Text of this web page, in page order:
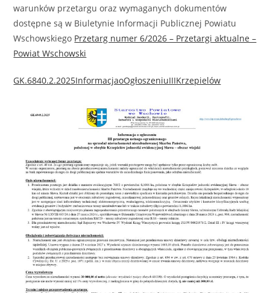
warunków przetargu oraz wymaganych dokumentów
dostępne są w Biuletynie Informacji Publicznej Powiatu
Wschowskiego Przetarg numer 6/2026 – Przetargi aktualne –
Powiat Wschowski
GK.6840.2.2025InformacjaoOgłoszeniuIIIKrzepielów